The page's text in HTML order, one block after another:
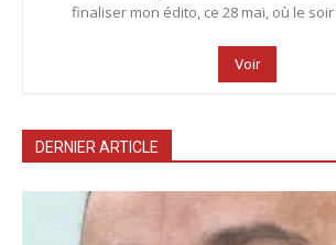
finaliser mon édito, ce 28 mai, où le
Voir
DERNIER ARTICLE